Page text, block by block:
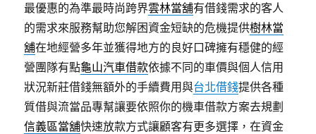
最優惠的為準最時尚跨界雲林當舖有借錢需求的客人
的需求來服務幫助您解困資金短缺的危機提供樹林當
舖在地經營多年並獲得地方的良好口碑擁有穩健的經
營團隊有點龜山汽車借款依據不同的車價與個人信用
狀況新莊借錢無額外的手續費用與台北借錢提供各種
質借與流當品專幫讓要依照你的機車借款方案去規劃
信義區當舖快速放款方式讓顧客有更多選擇，在資金